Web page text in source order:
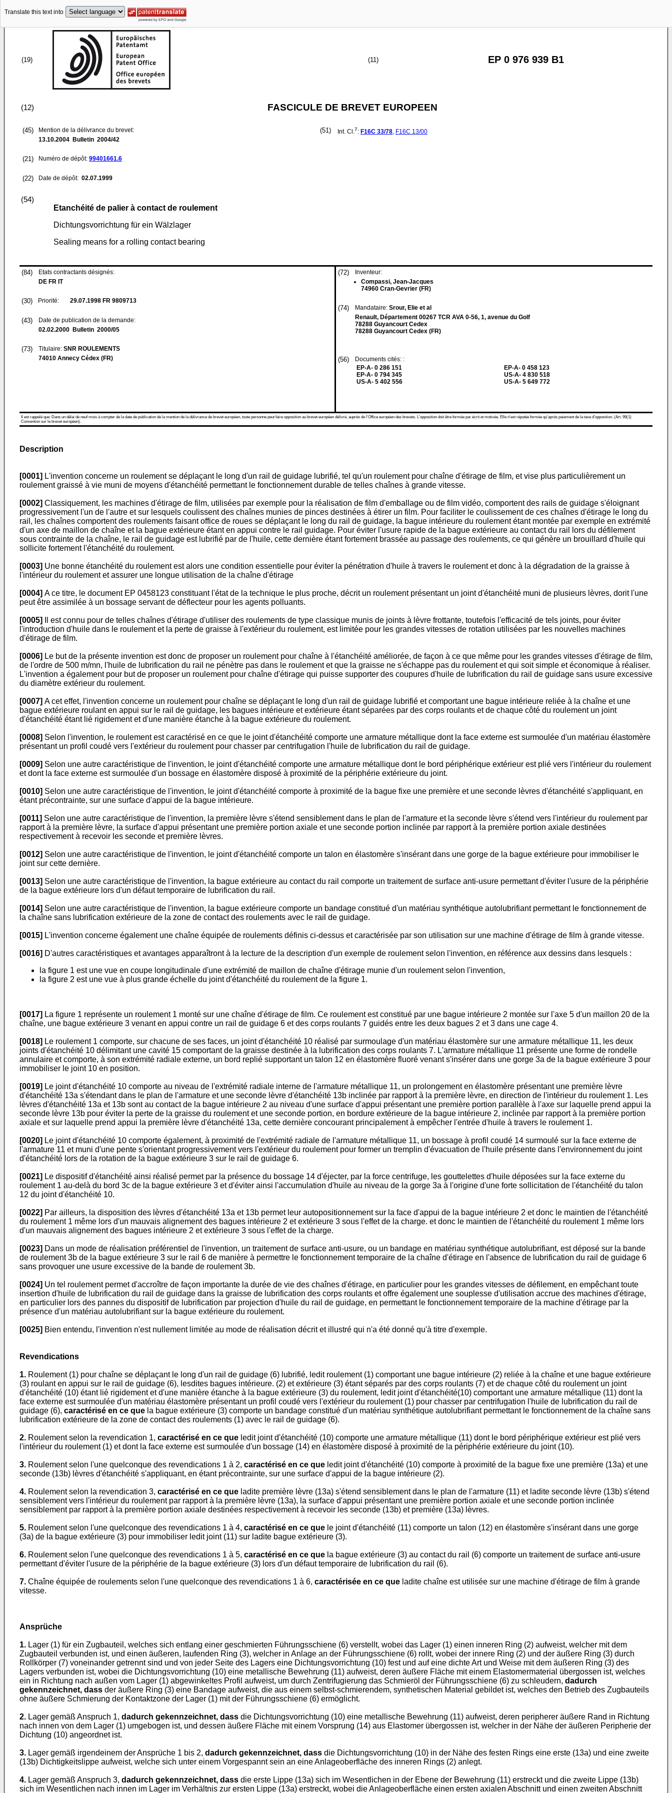
Translate this text into
(19) (11) EP 0 976 939 B1
(12) FASCICULE DE BREVET EUROPEEN
(45)
Mention de la délivrance du brevet:
13.10.2004 Bulletin 2004/42
(21) Numéro de dépôt: 99401661.6
(22) Date de dépôt: 02.07.1999
(51) Int. Cl.7: F16C 33/78, F16C 13/00
(54)
Etanchéité de palier à contact de roulement
Dichtungsvorrichtung für ein Wälzlager
Sealing means for a rolling contact bearing
(84)
Etats contractants désignés:
DE FR IT
(30) Priorité: 29.07.1998 FR 9809713
(43)
Date de publication de la demande:
02.02.2000 Bulletin 2000/05
(73) Titulaire: SNR ROULEMENTS
74010 Annecy Cédex (FR)
(72)
Inventeur:
Compassi, Jean-Jacques
74960 Cran-Gevrier (FR)
(74) Mandataire: Srour, Elie et al
Renault, Département 00267 TCR AVA 0-56, 1, avenue du Golf
78288 Guyancourt Cedex
78288 Guyancourt Cedex (FR)
(56)
Documents cités: :
EP-A- 0 286 151
EP-A- 0 794 345
US-A- 5 402 556
EP-A- 0 458 123
US-A- 4 830 518
US-A- 5 649 772
Il est rappelé que: Dans un délai de neuf mois à compter de la date de publication de la mention de la délivrance de brevet européen, toute personne peut faire opposition au brevet européen délivré, auprès de l'Office européen des brevets. L'opposition doit être formée par écrit et motivée. Elle n'est réputée formée qu'après paiement de la taxe d'opposition. (Art. 99(1)
Convention sur le brevet européen).
Description
[0001] L'invention concerne un roulement se déplaçant le long d'un rail de guidage lubrifié, tel qu'un roulement pour chaîne d'étirage de film, et vise plus particulièrement un
roulement graissé à vie muni de moyens d'étanchéité permettant le fonctionnement durable de telles chaînes à grande vitesse.
[0002] Classiquement, les machines d'étirage de film, utilisées par exemple pour la réalisation de film d'emballage ou de film vidéo, comportent des rails de guidage s'éloignant
progressivement l'un de l'autre et sur lesquels coulissent des chaînes munies de pinces destinées à étirer un film. Pour faciliter le coulissement de ces chaînes d'étirage le long du
rail, les chaînes comportent des roulements faisant office de roues se déplaçant le long du rail de guidage, la bague intérieure du roulement étant montée par exemple en extrémité
d'un axe de maillon de chaîne et la bague extérieure étant en appui contre le rail guidage. Pour éviter l'usure rapide de la bague extérieure au contact du rail lors du défilement
sous contrainte de la chaîne, le rail de guidage est lubrifié par de l'huile, cette dernière étant fortement brassée au passage des roulements, ce qui génère un brouillard d'huile qui
sollicite fortement l'étanchéité du roulement.
[0003] Une bonne étanchéité du roulement est alors une condition essentielle pour éviter la pénétration d'huile à travers le roulement et donc à la dégradation de la graisse à
l'intérieur du roulement et assurer une longue utilisation de la chaîne d'étirage
[0004] A ce titre, le document EP 0458123 constituant l'état de la technique le plus proche, décrit un roulement présentant un joint d'étanchéité muni de plusieurs lèvres, dorit l'une
peut être assimilée à un bossage servant de déflecteur pour les agents polluants.
[0005]
Il est connu pour de telles chaînes d'étirage d'utiliser des roulements de type classique munis de joints à lèvre frottante, toutefois l'efficacité de tels joints, pour éviter
l'introduction d'huile dans le roulement et la perte de graisse à l'extérieur du roulement, est limitée pour les grandes vitesses de rotation utilisées par les nouvelles machines
d'étirage de film.
[0006] Le but de la présente invention est donc de proposer un roulement pour chaîne à l'étanchéité améliorée, de façon à ce que même pour les grandes vitesses d'étirage de film,
de l'ordre de 500 m/mn, l'huile de lubrification du rail ne pénètre pas dans le roulement et que la graisse ne s'échappe pas du roulement et qui soit simple et économique à réaliser.
L'invention a également pour but de proposer un roulement pour chaîne d'étirage qui puisse supporter des coupures d'huile de lubrification du rail de guidage sans usure excessive
du diamètre extérieur du roulement.
[0007] A cet effet, l'invention concerne un roulement pour chaîne se déplaçant le long d'un rail de guidage lubrifié et comportant une bague intérieure reliée à la chaîne et une
bague extérieure roulant en appui sur le rail de guidage, les bagues intérieure et extérieure étant séparées par des corps roulants et de chaque côté du roulement un joint
d'étanchéité étant lié rigidement et d'une manière étanche à la bague extérieure du roulement.
[0008] Selon l'invention, le roulement est caractérisé en ce que le joint d'étanchéité comporte une armature métallique dont la face externe est surmoulée d'un matériau élastomère
présentant un profil coudé vers l'extérieur du roulement pour chasser par centrifugation l'huile de lubrification du rail de guidage.
[0009] Selon une autre caractéristique de l'invention, le joint d'étanchéité comporte une armature métallique dont le bord périphérique extérieur est plié vers l'intérieur du roulement
et dont la face externe est surmoulée d'un bossage en élastomère disposé à proximité de la périphérie extérieure du joint.
[0010] Selon une autre caractéristique de l'invention, le joint d'étanchéité comporte à proximité de la bague fixe une première et une seconde lèvres d'étanchéité s'appliquant, en
étant précontrainte, sur une surface d'appui de la bague intérieure.
[0011] Selon une autre caractéristique de l'invention, la première lèvre s'étend sensiblement dans le plan de l'armature et la seconde lèvre s'étend vers l'intérieur du roulement par
rapport à la première lèvre, la surface d'appui présentant une première portion axiale et une seconde portion inclinée par rapport à la première portion axiale destinées
respectivement à recevoir les seconde et première lèvres.
[0012] Selon une autre caractéristique de l'invention, le joint d'étanchéité comporte un talon en élastomère s'insérant dans une gorge de la bague extérieure pour immobiliser le
joint sur cette dernière.
[0013] Selon une autre caractéristique de l'invention, la bague extérieure au contact du rail comporte un traitement de surface anti-usure permettant d'éviter l'usure de la périphérie
de la bague extérieure lors d'un défaut temporaire de lubrification du rail.
[0014] Selon une autre caractéristique de l'invention, la bague extérieure comporte un bandage constitué d'un matériau synthétique autolubrifiant permettant le fonctionnement de
la chaîne sans lubrification extérieure de la zone de contact des roulements avec le rail de guidage.
[0015] L'invention concerne également une chaîne équipée de roulements définis ci-dessus et caractérisée par son utilisation sur une machine d'étirage de film à grande vitesse.
[0016] D'autres caractéristiques et avantages apparaîtront à la lecture de la description d'un exemple de roulement selon l'invention, en référence aux dessins dans lesquels :
la figure 1 est une vue en coupe longitudinale d'une extrémité de maillon de chaîne d'étirage munie d'un roulement selon l'invention,
la figure 2 est une vue à plus grande échelle du joint d'étanchéité du roulement de la figure 1.
[0017] La figure 1 représente un roulement 1 monté sur une chaîne d'étirage de film. Ce roulement est constitué par une bague intérieure 2 montée sur l'axe 5 d'un maillon 20 de la
chaîne, une bague extérieure 3 venant en appui contre un rail de guidage 6 et des corps roulants 7 guidés entre les deux bagues 2 et 3 dans une cage 4.
[0018] Le roulement 1 comporte, sur chacune de ses faces, un joint d'étanchéité 10 réalisé par surmoulage d'un matériau élastomère sur une armature métallique 11, les deux
joints d'étanchéité 10 délimitant une cavité 15 comportant de la graisse destinée à la lubrification des corps roulants 7. L'armature métallique 11 présente une forme de rondelle
annulaire et comporte, à son extrémité radiale externe, un bord replié supportant un talon 12 en élastomère fluoré venant s'insérer dans une gorge 3a de la bague extérieure 3 pour
immobiliser le joint 10 en position.
[0019] Le joint d'étanchéité 10 comporte au niveau de l'extrémité radiale interne de l'armature métallique 11, un prolongement en élastomère présentant une première lèvre
d'étanchéité 13a s'étendant dans le plan de l'armature et une seconde lèvre d'étanchéité 13b inclinée par rapport à la première lèvre, en direction de l'intérieur du roulement 1. Les
lèvres d'étanchéité 13a et 13b sont au contact de la bague intérieure 2 au niveau d'une surface d'appui présentant une première portion parallèle à l'axe sur laquelle prend appui la
seconde lèvre 13b pour éviter la perte de la graisse du roulement et une seconde portion, en bordure extérieure de la bague intérieure 2, inclinée par rapport à la première portion
axiale et sur laquelle prend appui la première lèvre d'étanchéité 13a, cette dernière concourant principalement à empêcher l'entrée d'huile à travers le roulement 1.
[0020] Le joint d'étanchéité 10 comporte également, à proximité de l'extrémité radiale de l'armature métallique 11, un bossage à profil coudé 14 surmoulé sur la face externe de
l'armature 11 et muni d'une pente s'orientant progressivement vers l'extérieur du roulement pour former un tremplin d'évacuation de l'huile présente dans l'environnement du joint
d'étanchéité lors de la rotation de la bague extérieure 3 sur le rail de guidage 6.
[0021] Le dispositif d'étanchéité ainsi réalisé permet par la présence du bossage 14 d'éjecter, par la force centrifuge, les gouttelettes d'huile déposées sur la face externe du
roulement 1 au-delà du bord 3c de la bague extérieure 3 et d'éviter ainsi l'accumulation d'huile au niveau de la gorge 3a à l'origine d'une forte sollicitation de l'étanchéité du talon
12 du joint d'étanchéité 10.
[0022] Par ailleurs, la disposition des lèvres d'étanchéité 13a et 13b permet leur autopositionnement sur la face d'appui de la bague intérieure 2 et donc le maintien de l'étanchéité
du roulement 1 même lors d'un mauvais alignement des bagues intérieure 2 et extérieure 3 sous l'effet de la charge. et donc le maintien de l'étanchéité du roulement 1 même lors
d'un mauvais alignement des bagues intérieure 2 et extérieure 3 sous l'effet de la charge.
[0023] Dans un mode de réalisation préférentiel de l'invention, un traitement de surface anti-usure, ou un bandage en matériau synthétique autolubrifiant, est déposé sur la bande
de roulement 3b de la bague extérieure 3 sur le rail 6 de manière à permettre le fonctionnement temporaire de la chaîne d'étirage en l'absence de lubrification du rail de guidage 6
sans provoquer une usure excessive de la bande de roulement 3b.
[0024] Un tel roulement permet d'accroître de façon importante la durée de vie des chaînes d'étirage, en particulier pour les grandes vitesses de défilement, en empêchant toute
insertion d'huile de lubrification du rail de guidage dans la graisse de lubrification des corps roulants et offre également une souplesse d'utilisation accrue des machines d'étirage,
en particulier lors des pannes du dispositif de lubrification par projection d'huile du rail de guidage, en permettant le fonctionnement temporaire de la machine d'étirage par la
présence d'un matériau autolubrifiant sur la bague extérieure du roulement.
[0025] Bien entendu, l'invention n'est nullement limitée au mode de réalisation décrit et illustré qui n'a été donné qu'à titre d'exemple.
Revendications
1. Roulement (1) pour chaîne se déplaçant le long d'un rail de guidage (6) lubrifié, ledit roulement (1) comportant une bague intérieure (2) reliée à la chaîne et une bague extérieure
(3) roulant en appui sur le rail de guidage (6), lesdites bagues intérieure. (2) et extérieure (3) étant séparés par des corps roulants (7) et de chaque côté du roulement un joint
d'étanchéité (10) étant lié rigidement et d'une manière étanche à la bague extérieure (3) du roulement, ledit joint d'étanchéité(10) comportant une armature métallique (11) dont la
face externe est surmoulée d'un matériau élastomère présentant un profil coudé vers l'extérieur du roulement (1) pour chasser par centrifugation l'huile de lubrification du rail de
guidage (6), caractérisé en ce que la bague extérieure (3) comporte un bandage constitué d'un matériau synthétique autolubrifiant permettant le fonctionnement de la chaîne sans
lubrification extérieure de la zone de contact des roulements (1) avec le rail de guidage (6).
2. Roulement selon la revendication 1, caractérisé en ce que ledit joint d'étanchéité (10) comporte une armature métallique (11) dont le bord périphérique extérieur est plié vers
l'intérieur du roulement (1) et dont la face externe est surmoulée d'un bossage (14) en élastomère disposé à proximité de la périphérie extérieure du joint (10).
3. Roulement selon l'une quelconque des revendications 1 à 2, caractérisé en ce que ledit joint d'étanchéité (10) comporte à proximité de la bague fixe une première (13a) et une
seconde (13b) lèvres d'étanchéité s'appliquant, en étant précontrainte, sur une surface d'appui de la bague intérieure (2).
4. Roulement selon la revendication 3, caractérisé en ce que ladite première lèvre (13a) s'étend sensiblement dans le plan de l'armature (11) et ladite seconde lèvre (13b) s'étend
sensiblement vers l'intérieur du roulement par rapport à la première lèvre (13a), la surface d'appui présentant une première portion axiale et une seconde portion inclinée
sensiblement par rapport à la première portion axiale destinées respectivement à recevoir les seconde (13b) et première (13a) lèvres.
5. Roulement selon l'une quelconque des revendications 1 à 4, caractérisé en ce que le joint d'étanchéité (11) comporte un talon (12) en élastomère s'insérant dans une gorge
(3a) de la bague extérieure (3) pour immobiliser ledit joint (11) sur ladite bague extérieure (3).
6. Roulement selon l'une quelconque des revendications 1 à 5, caractérisé en ce que la bague extérieure (3) au contact du rail (6) comporte un traitement de surface anti-usure
permettant d'éviter l'usure de la périphérie de la bague extérieure (3) lors d'un défaut temporaire de lubrification du rail (6).
7. Chaîne équipée de roulements selon l'une quelconque des revendications 1 à 6, caractérisée en ce que ladite chaîne est utilisée sur une machine d'étirage de film à grande
vitesse.
Ansprüche
1. Lager (1) für ein Zugbauteil, welches sich entlang einer geschmierten Führungsschiene (6) verstellt, wobei das Lager (1) einen inneren Ring (2) aufweist, welcher mit dem
Zugbauteil verbunden ist, und einen äußeren, laufenden Ring (3), welcher in Anlage an der Führungsschiene (6) rollt, wobei der innere Ring (2) und der äußere Ring (3) durch
Rollkörper (7) voneinander getrennt sind und von jeder Seite des Lagers eine Dichtungsvorrichtung (10) fest und auf eine dichte Art und Weise mit dem äußeren Ring (3) des
Lagers verbunden ist, wobei die Dichtungsvorrichtung (10) eine metallische Bewehrung (11) aufweist, deren äußere Fläche mit einem Elastomermaterial übergossen ist, welches
ein in Richtung nach außen vom Lager (1) abgewinkeltes Profil aufweist, um durch Zentrifugierung das Schmieröl der Führungsschiene (6) zu schleudern, dadurch
gekennzeichnet, dass der äußere Ring (3) eine Bandage aufweist, die aus einem selbst-schmierendem, synthetischen Material gebildet ist, welches den Betrieb des Zugbauteils
ohne äußere Schmierung der Kontaktzone der Lager (1) mit der Führungsschiene (6) ermöglicht.
2. Lager gemäß Anspruch 1, dadurch gekennzeichnet, dass die Dichtungsvorrichtung (10) eine metallische Bewehrung (11) aufweist, deren peripherer äußere Rand in Richtung
nach innen von dem Lager (1) umgebogen ist, und dessen äußere Fläche mit einem Vorsprung (14) aus Elastomer übergossen ist, welcher in der Nähe der äußeren Peripherie der
Dichtung (10) angeordnet ist.
3. Lager gemäß irgendeinem der Ansprüche 1 bis 2, dadurch gekennzeichnet, dass die Dichtungsvorrichtung (10) in der Nähe des festen Rings eine erste (13a) und eine zweite
(13b) Dichtigkeitslippe aufweist, welche sich unter einem Vorgespannt sein an eine Anlageoberfläche des inneren Rings (2) anlegt.
4. Lager gemäß Anspruch 3, dadurch gekennzeichnet, dass die erste Lippe (13a) sich im Wesentlichen in der Ebene der Bewehrung (11) erstreckt und die zweite Lippe (13b)
sich im Wesentlichen nach innen im Lager im Verhältnis zur ersten Lippe (13a) erstreckt, wobei die Anlageoberfläche einen ersten axialen Abschnitt und einen zweiten Abschnitt